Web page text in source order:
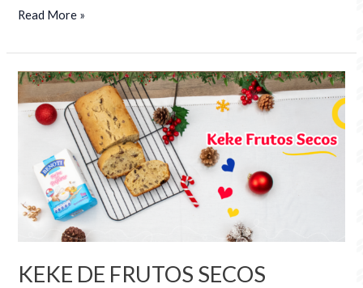
Read More »
KEKE DE FRUTOS SECOS
KEKE
DE
FRUTOS